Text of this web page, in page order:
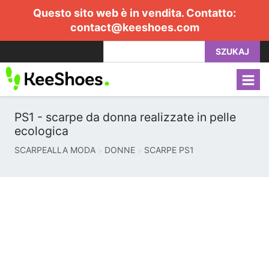
Questo sito web è in vendita. Contatto:
contact@keeshoes.com
SZUKAJ
PS1 - scarpe da donna realizzate in pelle
ecologica
SCARPEALLA MODA DONNE SCARPE PS1